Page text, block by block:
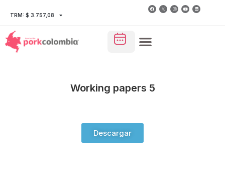
TRM: $ 3.757,08
Working papers 5
Descargar